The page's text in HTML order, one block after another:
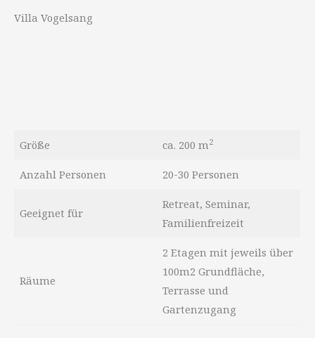
Villa Vogelsang
Größe ca. 200 m 2
Anzahl Personen 20-30 Personen
Geeignet für
Retreat, Seminar,
Familienfreizeit
Räume
2 Etagen mit jeweils über
100m2 Grundfläche,
Terrasse und
Gartenzugang